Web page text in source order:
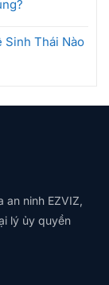
Sinh Thái Nào
an ninh EZVIZ,
lý ủy quyền